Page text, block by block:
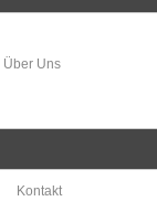
Über Uns
Kontakt